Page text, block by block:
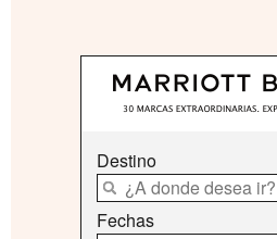
Destino
Fechas